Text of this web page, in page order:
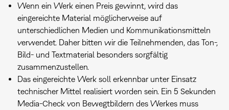
Wenn ein Werk einen Preis gewinnt, wird das
eingereichte Material möglicherweise auf
unterschiedlichen Medien und Kommunikationsmitteln
verwendet. Daher bitten wir die Teilnehmenden, das Ton-,
Bild- und Textmaterial besonders sorgfältig
zusammenzustellen.
Das eingereichte Werk soll erkennbar unter Einsatz
technischer Mittel realisiert worden sein. Ein 5 Sekunden
Media-Check von Bewegtbildern des Werkes muss